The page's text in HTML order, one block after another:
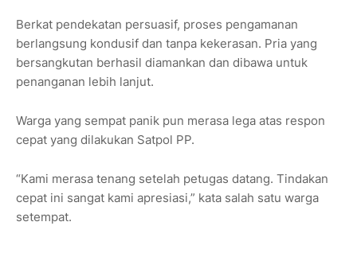
Berkat pendekatan persuasif, proses pengamanan
berlangsung kondusif dan tanpa kekerasan. Pria yang
bersangkutan berhasil diamankan dan dibawa untuk
penanganan lebih lanjut.
Warga yang sempat panik pun merasa lega atas respon
cepat yang dilakukan Satpol PP.
“Kami merasa tenang setelah petugas datang. Tindakan
cepat ini sangat kami apresiasi,” kata salah satu warga
setempat.